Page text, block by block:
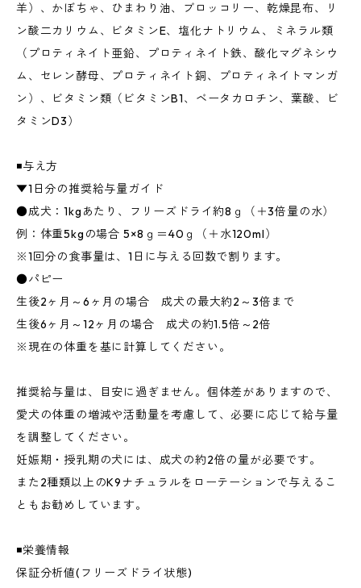
羊）、かぼちゃ、ひまわり油、ブロッコリー、乾燥昆布、リ
ン酸二カリウム、ビタミンE、塩化ナトリウム、ミネラル類
（プロティネイト亜鉛、プロティネイト鉄、酸化マグネシウ
ム、セレン酵母、プロティネイト銅、プロティネイトマンガ
ン）、ビタミン類（ビタミンB1、ベータカロチン、葉酸、ビ
タミンD3）
◾️与え方
▼1日分の推奨給与量ガイド
●成犬：1kgあたり、フリーズドライ約8ｇ（＋3倍量の水）
例：体重5kgの場合 5×8ｇ＝40ｇ（＋水120ml）
※1回分の食事量は、1日に与える回数で割ります。
●パピー
生後2ヶ月～6ヶ月の場合 成犬の最大約2～3倍まで
生後6ヶ月～12ヶ月の場合 成犬の約1.5倍～2倍
※現在の体重を基に計算してください。
推奨給与量は、目安に過ぎません。個体差がありますので、
愛犬の体重の増減や活動量を考慮して、必要に応じて給与量
を調整してください。
妊娠期・授乳期の犬には、成犬の約2倍の量が必要です。
また2種類以上のK9ナチュラルをローテーションで与えるこ
ともお勧めしています。
◾️栄養情報
保証分析値(フリーズドライ状態)